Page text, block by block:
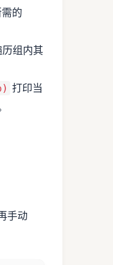
的
历组内其
打印当
手动